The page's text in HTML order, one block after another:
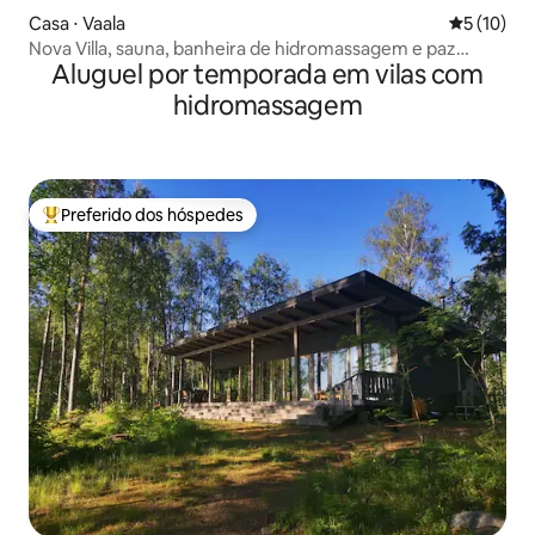
Casa ⋅ Vaala 5 de uma
5 (10)
Nova Villa, sauna, banheira de hidromassagem e paz
natural.
Aluguel por temporada em vilas com
hidromassagem
Entre os melhores preferidos dos hóspedes
Preferido dos hóspedes